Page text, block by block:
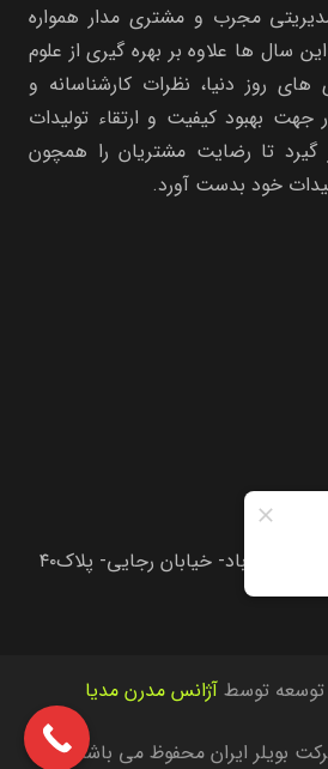
مجرب و مشتری مدار همواره
سال ها علاوه بر بهره گیری از علوم
روز دنیا، نظرات کارشناسانه و
جهت بهبود کیفیت و ارتقاء تولیدات
گیرد تا رضایت مشتریان را همچون
خود بدست آورد.
-خاتون آباد- خیابان رجایی- پلاک۴۰
توسطآژانس مدرن مدیا
بویلر ایران محفوظ می باشد.